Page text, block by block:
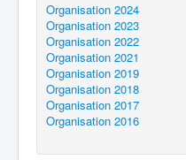
Organisation 2024
Organisation 2023
Organisation 2022
Organisation 2021
Organisation 2019
Organisation 2018
Organisation 2017
Organisation 2016